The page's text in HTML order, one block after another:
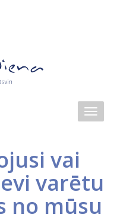
vai
varētu
no mūsu